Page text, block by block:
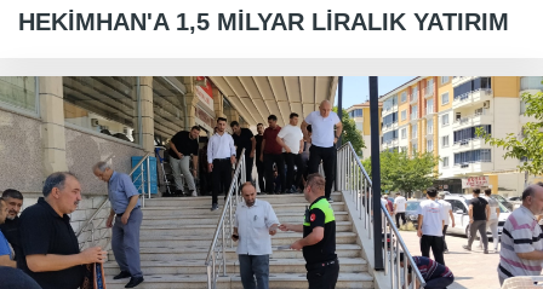
HEKİMHAN'A 1,5 MİLYAR LİRALIK YATIRIM